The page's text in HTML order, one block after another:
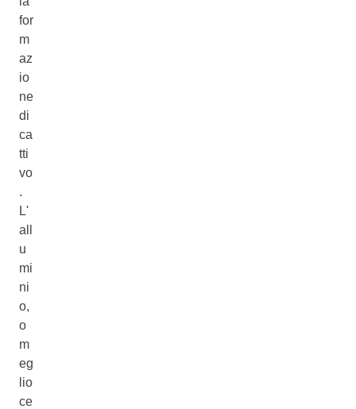
for
m
az
io
ne
di
ca
tti
vo
.
L'
all
u
mi
ni
o,
o
m
eg
lio
ce